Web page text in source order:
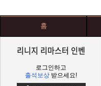
홈
리니지 리마스터 인벤
로그인하고
출석보상 받으세요!